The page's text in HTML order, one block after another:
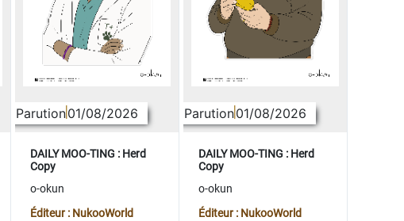
Parution01/08/2026
DAILY MOO-TING : Herd
Copy
o-okun
Éditeur : NukooWorld
Parution01/08/2026
DAILY MOO-TING : Herd
Copy
o-okun
Éditeur : NukooWorld